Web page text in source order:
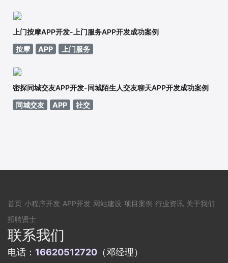
上门按摩APP开发-上门服务APP开发成功案例
按摩
APP 上门服务
密探同城交友APP开发-同城陌生人交友聊天APP开发成功案例
同城交友
APP 社交
首页 小程序开发 APP开发 网站建设 项目案例 行业资讯 关于我们
招聘贤士
联系我们
电话： 16620512720 （邓经理）